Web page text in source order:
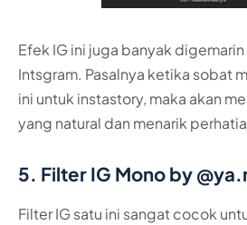
Efek IG ini juga banyak
Intsgram. Pasalnya ketika sobat
ini untuk instastory, maka akan
yang natural dan menarik
5. Filter IG Mono by
Filter IG satu ini sangat cocok